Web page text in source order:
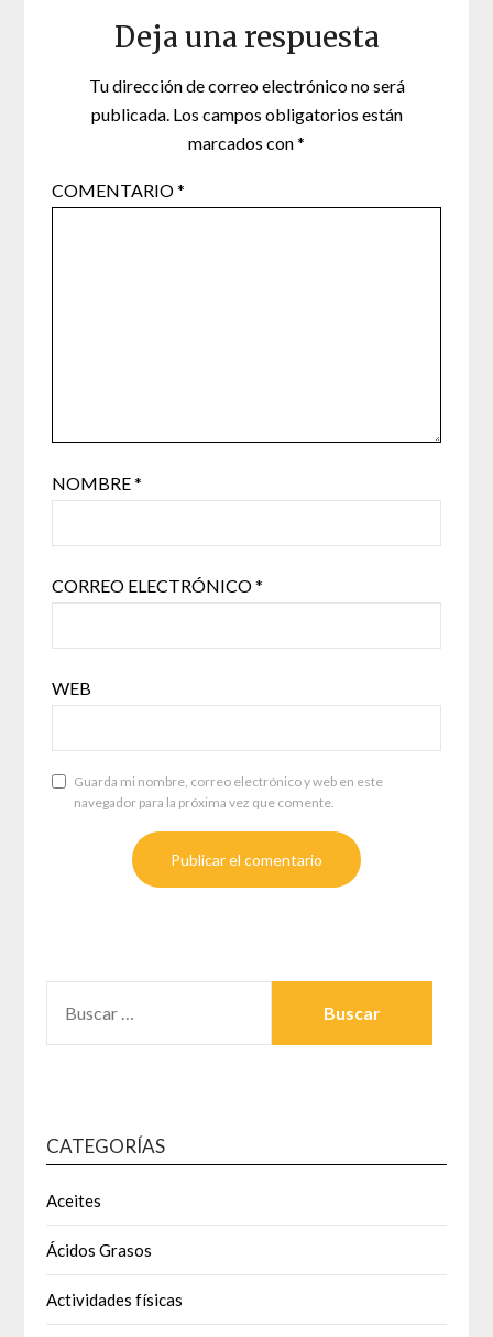
Deja una respuesta
Tu dirección de correo electrónico no será
publicada. Los campos obligatorios están
marcados con*
COMENTARIO*
NOMBRE*
CORREO ELECTRÓNICO*
WEB
Guarda mi nombre, correo electrónico y web en este
navegador para la próxima vez que comente.
CATEGORÍAS
Aceites
Ácidos Grasos
Actividades físicas